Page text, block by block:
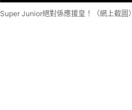
Super Junior絕對係應援皇！（網上截圖）